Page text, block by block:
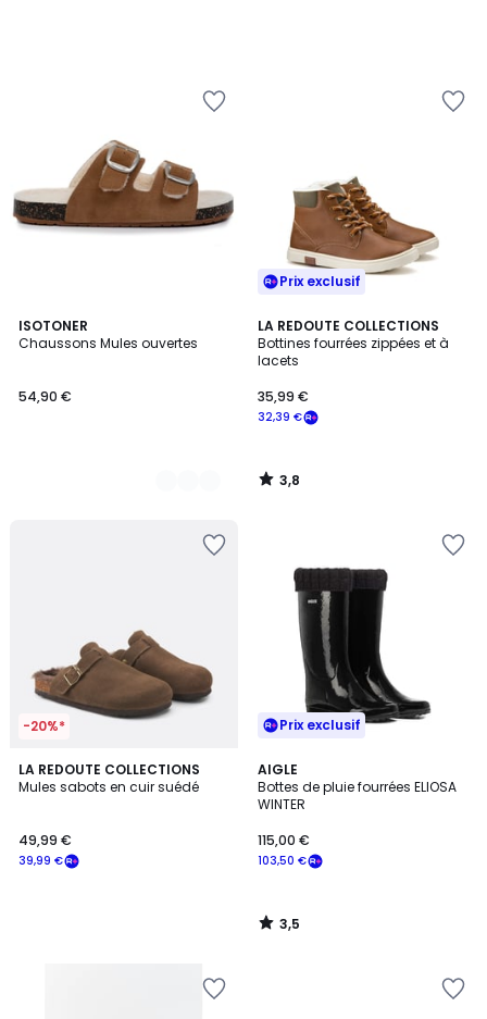
ISOTONER
Chaussons Mules ouvertes
54,90 €
2
Couleurs
Prix exclusif
LA REDOUTE COLLECTIONS
Bottines fourrées zippées et à
lacets
32,39 €
35,99 €
3,8
/ 5
3,8
/
-20%*
LA REDOUTE COLLECTIONS
Mules sabots en cuir suédé
39,99 €
49,99 €
Prix exclusif
AIGLE
Bottes de pluie fourrées ELIOSA
WINTER
103,50 €
115,00 €
3,5
/ 5
3,5
/